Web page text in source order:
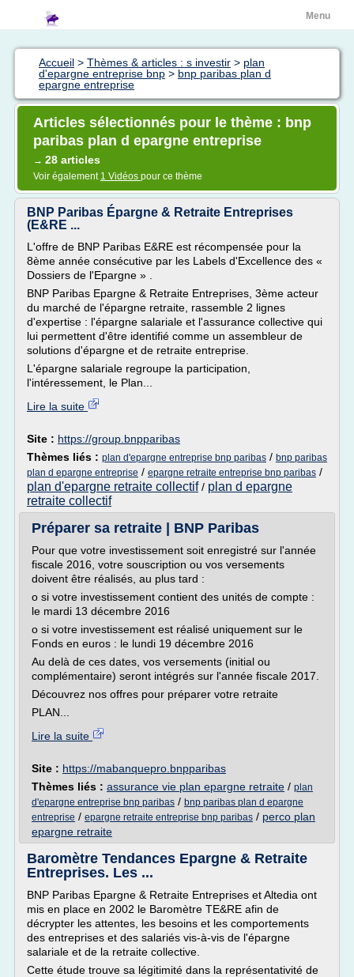
Menu
Accueil > Thèmes & articles : s investir > plan
d'epargne entreprise bnp > bnp paribas plan d
epargne entreprise
Articles sélectionnés pour le thème : bnp
paribas plan d epargne entreprise
→ 28 articles
Voir également 1 Vidéos pour ce thème
BNP Paribas Épargne & Retraite Entreprises
(E&RE ...
L'offre de BNP Paribas E&RE est récompensée pour la
8ème année consécutive par les Labels d'Excellence des «
Dossiers de l'Epargne » .
BNP Paribas Epargne & Retraite Entreprises, 3ème acteur
du marché de l'épargne retraite, rassemble 2 lignes
d'expertise : l'épargne salariale et l'assurance collective qui
lui permettent d'être identifié comme un assembleur de
solutions d'épargne et de retraite entreprise.
L'épargne salariale regroupe la participation,
l'intéressement, le Plan...
Lire la suite
Site : https://group.bnpparibas
Thèmes liés : plan d'epargne entreprise bnp paribas / bnp paribas
plan d epargne entreprise / epargne retraite entreprise bnp paribas /
plan d'epargne retraite collectif/ plan d epargne
retraite collectif
Préparer sa retraite | BNP Paribas
Pour que votre investissement soit enregistré sur l'année
fiscale 2016, votre souscription ou vos versements
doivent être réalisés, au plus tard :
o si votre investissement contient des unités de compte :
le mardi 13 décembre 2016
o si votre investissement est réalisé uniquement sur le
Fonds en euros : le lundi 19 décembre 2016
Au delà de ces dates, vos versements (initial ou
complémentaire) seront intégrés sur l'année fiscale 2017.
Découvrez nos offres pour préparer votre retraite
PLAN...
Lire la suite
Site : https://mabanquepro.bnpparibas
Thèmes liés : assurance vie plan epargne retraite / plan
d'epargne entreprise bnp paribas / bnp paribas plan d epargne
entreprise / epargne retraite entreprise bnp paribas / perco plan
epargne retraite
Baromètre Tendances Epargne & Retraite
Entreprises. Les ...
BNP Paribas Epargne & Retraite Entreprises et Altedia ont
mis en place en 2002 le Baromètre TE&RE afin de
décrypter les attentes, les besoins et les comportements
des entreprises et des salariés vis-à-vis de l'épargne
salariale et de la retraite collective.
Cette étude trouve sa légitimité dans la représentativité de